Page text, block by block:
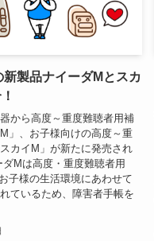
新製品ナイーダMとスカ
から高度～重度難聴者用補
」、お子様向けの高度～重
カイM」が新たに発売され
Mは高度・重度難聴者用
子様の生活環境にあわせて
ているため、障害者手帳を